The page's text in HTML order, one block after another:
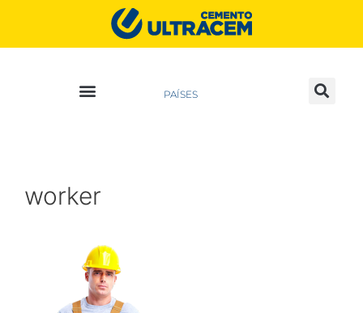
PAÍSES
worker